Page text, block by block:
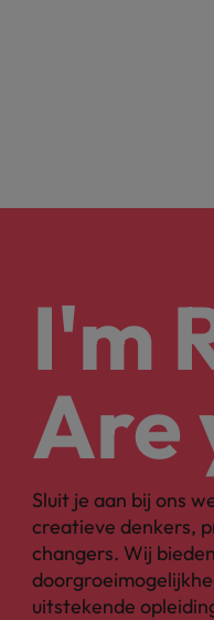
I'm
Are
Sluit je aan bij ons
creatieve denkers,
changers. Wij
uitstekende